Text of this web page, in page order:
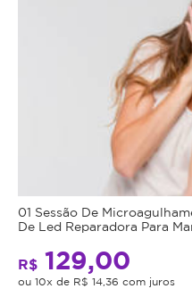
01 Sessão De
De Led Reparadora Para
R$ 129,00
ou 10x de R$ 14,36 com juros